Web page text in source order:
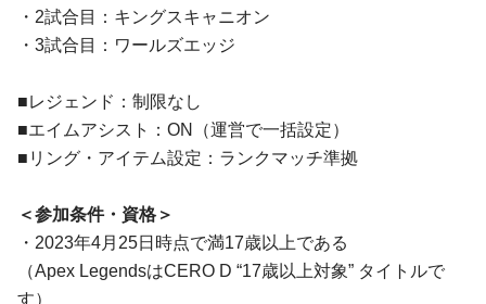
・2試合目：キングスキャニオン
・3試合目：ワールズエッジ
■レジェンド：制限なし
■エイムアシスト：ON（運営で一括設定）
■リング・アイテム設定：ランクマッチ準拠
＜参加条件・資格＞
・2023年4月25日時点で満17歳以上である
（Apex LegendsはCERO D “17歳以上対象” タイトルで
す）